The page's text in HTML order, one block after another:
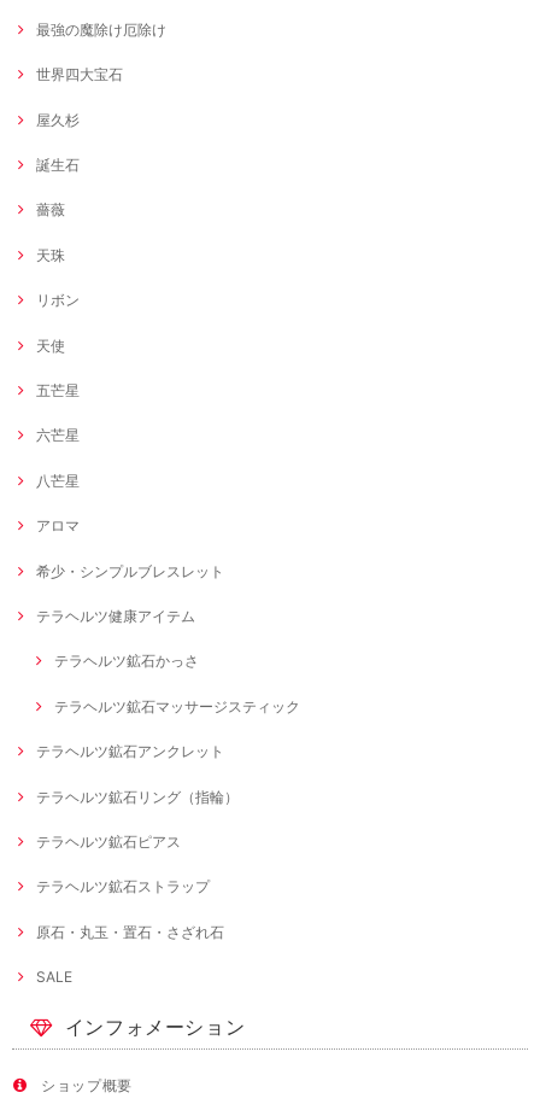
最強の魔除け厄除け
世界四大宝石
屋久杉
誕生石
薔薇
天珠
リボン
天使
五芒星
六芒星
八芒星
アロマ
希少・シンプルブレスレット
テラヘルツ健康アイテム
テラヘルツ鉱石かっさ
テラヘルツ鉱石マッサージスティック
テラヘルツ鉱石アンクレット
テラヘルツ鉱石リング（指輪）
テラヘルツ鉱石ピアス
テラヘルツ鉱石ストラップ
原石・丸玉・置石・さざれ石
SALE
インフォメーション
ショップ概要